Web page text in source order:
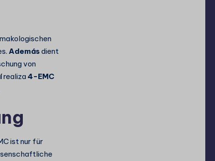
Ademásdient
von
realiza4-EMC
ist nur für